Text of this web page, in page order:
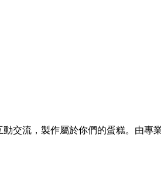
交流，製作屬於你們的蛋糕。由